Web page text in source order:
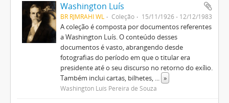
Washington Luís
BR RJMRAHI WL Coleção 15/11/1926 - 12/12/1983
A coleção é composta por documentos referentes
a Washington Luís. O conteúdo desses
documentos é vasto, abrangendo desde
fotografias do período em que o titular era
presidente até o seu discurso no retorno do exílio.
Também inclui cartas, bilhetes, ... »
Washington Luís Pereira de Souza